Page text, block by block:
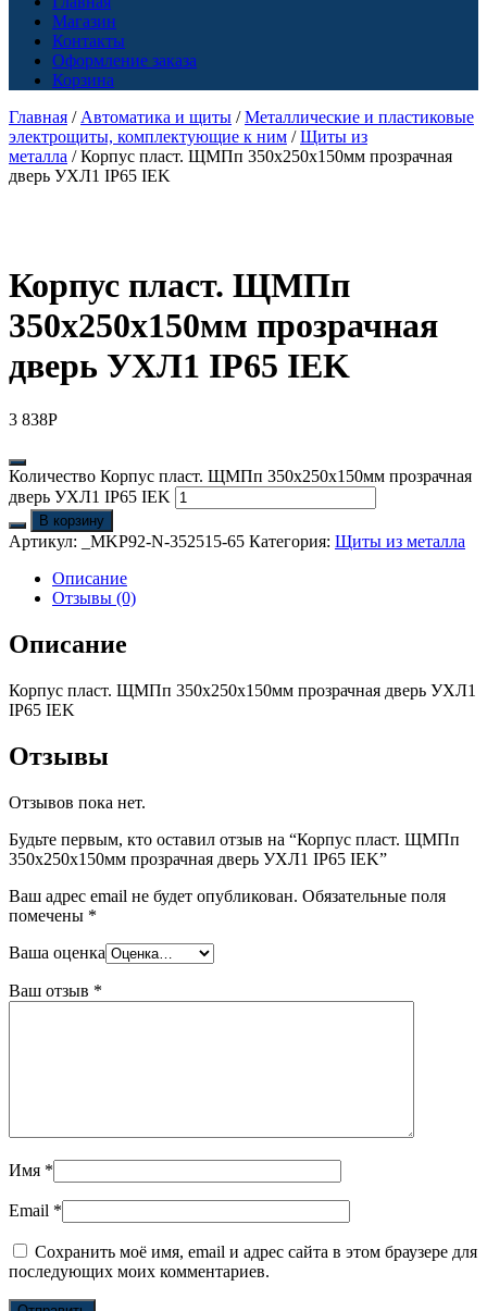
Магазин
Контакты
Оформление заказа
Корзина
Главная / Автоматика и щиты /Металлические и пластиковые
электрощиты, комплектующие к ним /Щиты из
металла / Корпус пласт. ЩМПп 350х250х150мм прозрачная
дверь УХЛ1 IP65 IEK
Корпус пласт. ЩМПп
350х250х150мм прозрачная
дверь УХЛ1 IP65 IEK
3 838Р
Количество Корпус пласт. ЩМПп 350х250х150мм прозрачная
дверь УХЛ1 IP65 IEK
В корзину
Артикул: _MKP92-N-352515-65 Категория: Щиты из металла
Описание
Отзывы (0)
Описание
Корпус пласт. ЩМПп 350х250х150мм прозрачная дверь УХЛ1
IP65 IEK
Отзывы
Отзывов пока нет.
Будьте первым, кто оставил отзыв на “Корпус пласт. ЩМПп
350х250х150мм прозрачная дверь УХЛ1 IP65 IEK”
Ваш адрес email не будет опубликован. Обязательные поля
помечены *
Ваша оценка
Ваш отзыв *
Имя *
Email *
Сохранить моё имя, email и адрес сайта в этом браузере для
последующих моих комментариев.